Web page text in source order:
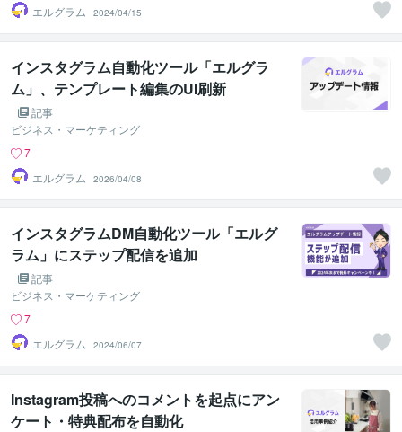
エルグラム
2024/04/15
インスタグラム自動化ツール「エルグラ
ム」、テンプレート編集のUI刷新
記事
ビジネス・マーケティング
7
エルグラム
2026/04/08
インスタグラムDM自動化ツール「エルグ
ラム」にステップ配信を追加
記事
ビジネス・マーケティング
7
エルグラム
2024/06/07
Instagram投稿へのコメントを起点にアン
ケート・特典配布を自動化